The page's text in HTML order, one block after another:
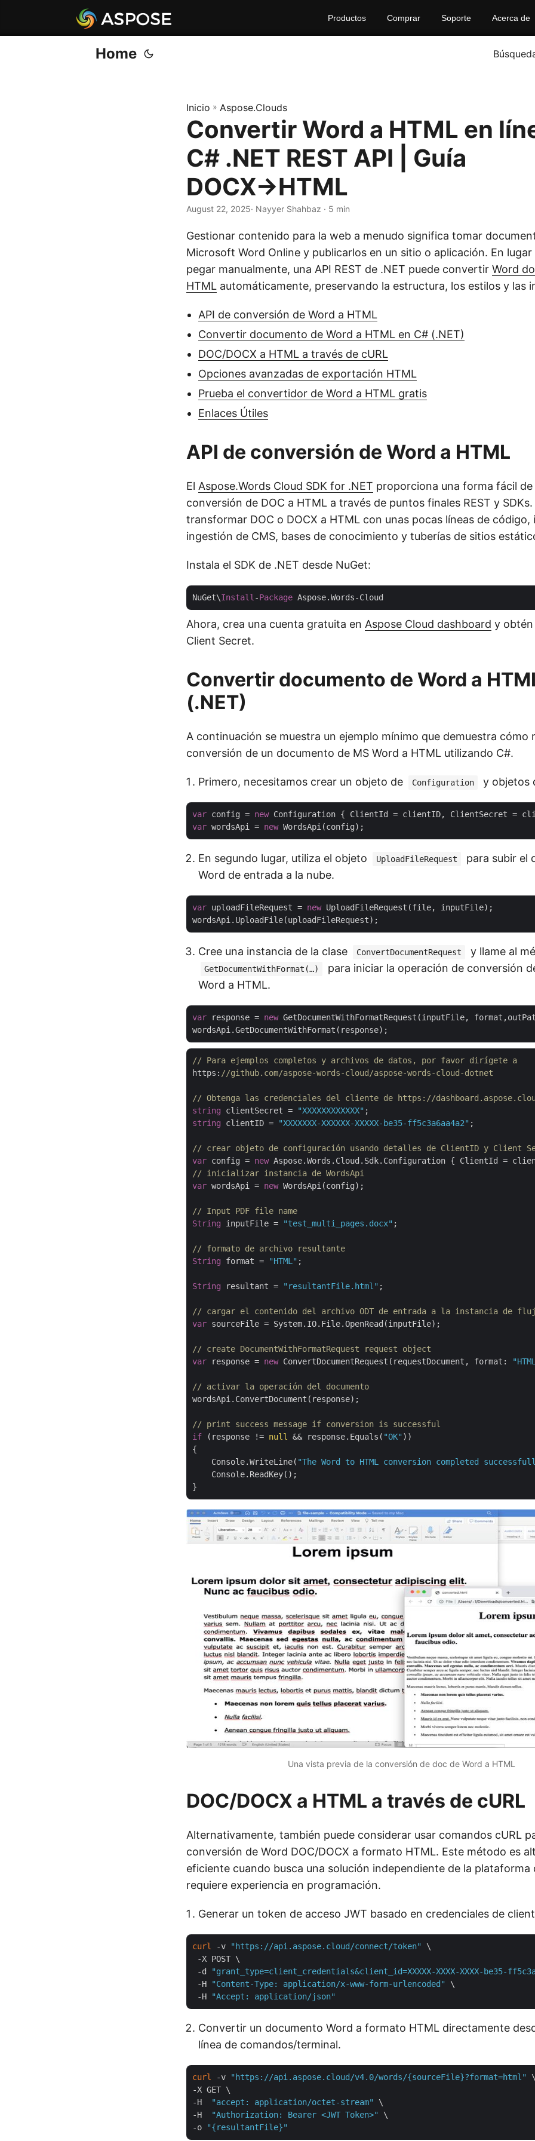
Productos Comprar Soporte Acerca de
Home
Inicio » Aspose.Clouds
Convertir Word a HTML en
C# .NET REST API | Guía
DOCX→HTML
August 22, 2025· Nayyer Shahbaz · 5 min
Gestionar contenido para la web a menudo significa tomar
Microsoft Word Online y publicarlos en un sitio o aplicación. En
pegar manualmente, una API REST de .NET puede convertir Word
HTML automáticamente, preservando la estructura, los estilos y las
API de conversión de Word a HTML
Convertir documento de Word a HTML en C# (.NET)
DOC/DOCX a HTML a través de cURL
Opciones avanzadas de exportación HTML
Prueba el convertidor de Word a HTML gratis
Enlaces Útiles
API de conversión de Word a HTML
El Aspose.Words Cloud SDK for .NET proporciona una forma fácil de
conversión de DOC a HTML a través de puntos finales REST y SDKs.
transformar DOC o DOCX a HTML con unas pocas líneas de código,
ingestión de CMS, bases de conocimiento y tuberías de sitios
Instala el SDK de .NET desde NuGet:
NuGet\Install -Package
Ahora, crea una cuenta gratuita en Aspose Cloud dashboard y
Client Secret.
Convertir documento de Word a
(.NET)
A continuación se muestra un ejemplo mínimo que demuestra cómo
conversión de un documento de MS Word a HTML utilizando C#.
Primero, necesitamos crear un objeto de Configuration y objetos
var config = new
var wordsApi = new
En segundo lugar, utiliza el objeto UploadFileRequest
para subir el
Word de entrada a la nube.
var uploadFileRequest = new UploadFileRequest(file, inputFile);
Cree una instancia de la clase ConvertDocumentRequest y llame al
GetDocumentWithFormat(…)
para iniciar la operación de conversión
Word a HTML.
var response = new GetDocumentWithFormatRequest(inputFile,
// Para ejemplos completos y archivos de datos, por favor dirígete a
https: //github.com/aspose-words-cloud/aspose-words-cloud-dotnet
// Obtenga las credenciales del cliente de https://
string clientSecret = "XXXXXXXXXXXX"
string clientID = "XXXXXXX-XXXXXX-XXXXX-be35-ff5c3a6aa4a2" ;
// crear objeto de configuración usando detalles de ClientID y Client
var config = new
// inicializar instancia de WordsApi
var wordsApi = new WordsApi(config);
// Input PDF file name
String inputFile = "test_multi_pages.docx" ;
// formato de archivo resultante
String format = "HTML" ;
String resultant = "resultantFile.html" ;
// cargar el contenido del archivo ODT de entrada a la instancia de
var sourceFile = System.IO.File.OpenRead(inputFile);
// create DocumentWithFormatRequest request object
var response = new ConvertDocumentRequest(requestDocument, format:
// activar la operación del documento
wordsApi.ConvertDocument(response);
// print success message if conversion is successful
if (response != null && response.Equals( "OK" ))
{
    Console.WriteLine(
"The Word to HTML conversion completed
    Console.ReadKey();
Una vista previa de la conversión de doc de Word a HTML
DOC/DOCX a HTML a través de cURL
Alternativamente, también puede considerar usar comandos cURL
conversión de Word DOC/DOCX a formato HTML. Este método es
eficiente cuando busca una solución independiente de la plataforma
requiere experiencia en programación.
Generar un token de acceso JWT basado en credenciales de
curl -v "https://api.aspose.cloud/connect/token"
\
-X POST \
-d
"grant_type=client_credentials&client_id=XXXXX-XXXX-XXXX-be35-
-H
"Content-Type: application/x-www-form-urlencoded"
\
-H
"Accept: application/json"
Convertir un documento Word a formato HTML directamente
línea de comandos/terminal.
curl -v "https://api.aspose.cloud/v4.0/words/{sourceFile}?format=html"
\
-X GET \
-H
"accept: application/octet-stream"
\
-H
"Authorization: Bearer <JWT Token>"
\
-o
"{resultantFile}"